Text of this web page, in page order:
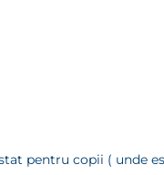
pentru copii ( unde